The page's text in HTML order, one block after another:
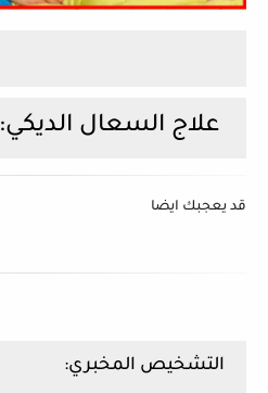
علاج السعال الديكي:
قد يعجبك ايضا
التشخيص المخبري: